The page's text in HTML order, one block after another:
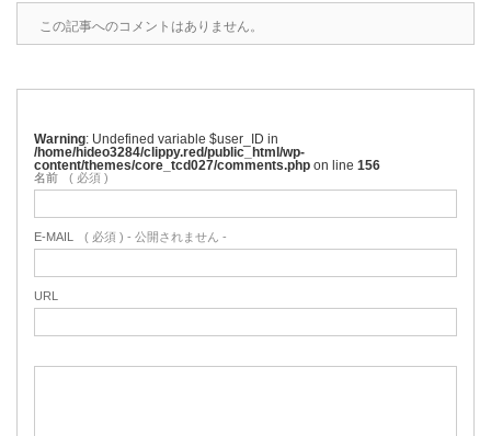
この記事へのコメントはありません。
Warning : Undefined variable $user_ID in
/home/hideo3284/clippy.red/public_html/wp-
content/themes/core_tcd027/comments.php on line 156
名前 ( 必須 )
E-MAIL ( 必須 ) - 公開されません -
URL